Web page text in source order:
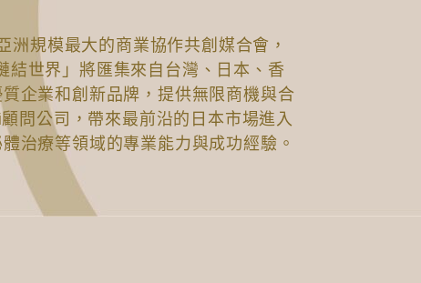
洲規模最大的商業協作共創媒合會，
結世界」將匯集來自台灣、日本、香
企業和創新品牌，提供無限商機與合
問公司，帶來最前沿的日本市場進入
治療等領域的專業能力與成功經驗。